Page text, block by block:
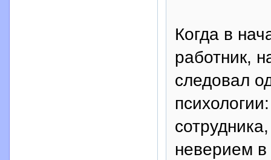
Когда в
работник,
следовал
неверием в